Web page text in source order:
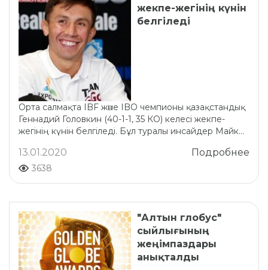
жекпе-жегінің күнін
белгіледі
Орта салмақта IBF және IBO чемпионы қазақстандық
Геннадий Головкин (40-1-1, 35 КО) келесі жекпе-
жегінің күнін белгіледі. Бұл туралы инсайдер Майк...
Подробнее
13.01.2020
3638
"Алтын глобус"
сыйлығының
жеңімпаздары
анықталды